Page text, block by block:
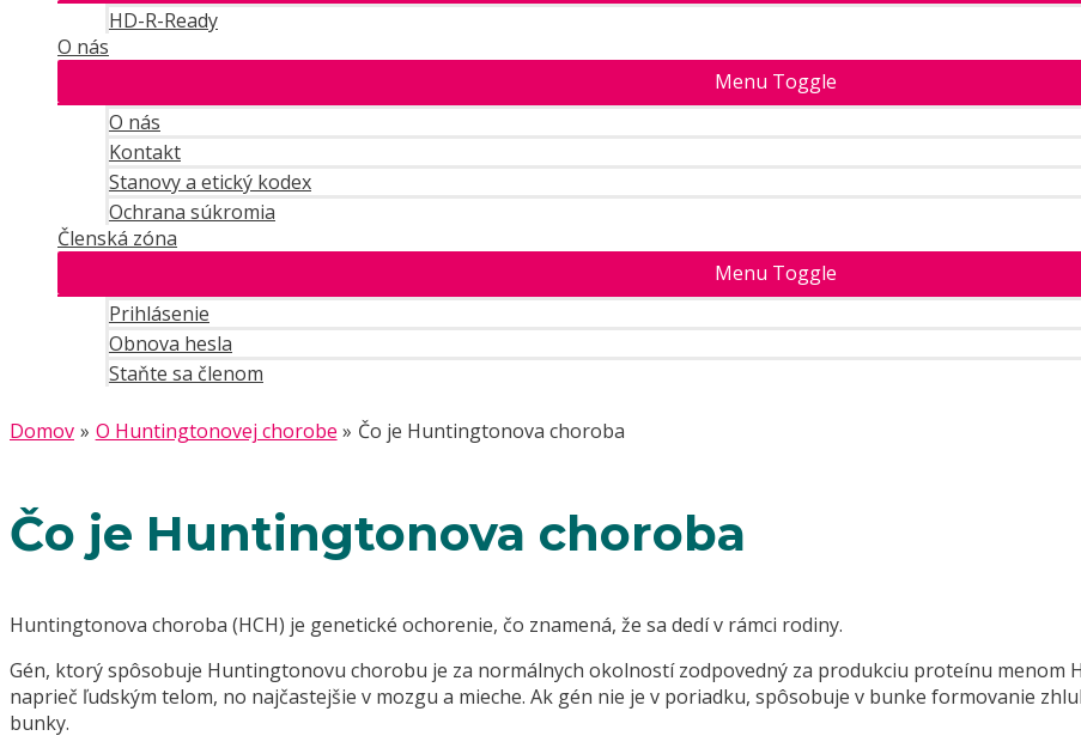
HD-R-Ready
O nás
Menu Toggle
O nás
Kontakt
Stanovy a etický kodex
Ochrana súkromia
Členská zóna
Menu Toggle
Prihlásenie
Obnova hesla
Staňte sa členom
Domov O Huntingtonovej chorobe Čo je Huntingtonova choroba
Čo je Huntingtonova choroba
Huntingtonova choroba (HCH) je genetické ochorenie, čo znamená, že sa dedí v rámci rodiny.
Gén, ktorý spôsobuje Huntingtonovu chorobu je za normálnych okolností zodpovedný za produkciu proteínu menom
naprieč ľudským telom, no najčastejšie v mozgu a mieche. Ak gén nie je v poriadku, spôsobuje v bunke formovanie
bunky.